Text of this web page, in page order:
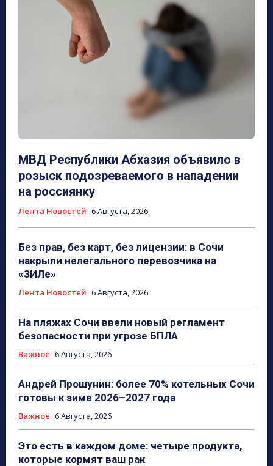
МВД Республики Абхазия объявило в
розыск подозреваемого в нападении
на россиянку
Лента Новостей 6 Августа, 2026
Без прав, без карт, без лицензии: в Сочи
накрыли нелегального перевозчика на
«ЗИЛе»
Лента Новостей 6 Августа, 2026
На пляжах Сочи ввели новый регламент
безопасности при угрозе БПЛА
Важное 6 Августа, 2026
Андрей Прошунин: более 70% котельных Сочи
готовы к зиме 2026–2027 года
Важное 6 Августа, 2026
Это есть в каждом доме: четыре продукта,
которые кормят ваш рак